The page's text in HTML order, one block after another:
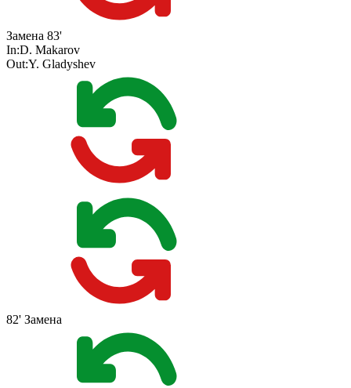
Замена 83'
In:D. Makarov
Out:Y. Gladyshev
82' Замена